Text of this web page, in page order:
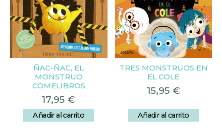
ÑAC-ÑAC, EL
MONSTRUO
COMELIBROS
17,95 €
Añadir al carrito
TRES MONSTRUOS EN
EL COLE
15,95 €
Añadir al carrito